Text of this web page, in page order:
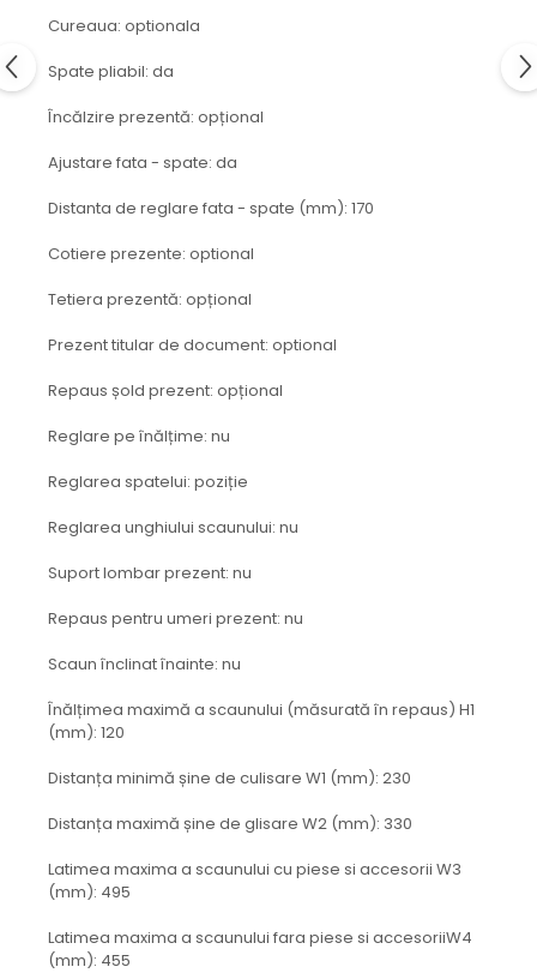
Electrice
Cilindri hidraulici si burdufe
protectie
Bolturi, role si bucsi
MAMMUT LIFT
Electrice
Hidraulice
burduf
Hidraulice
Electrice
Motoras electric si pompa
Cilindri si burdufuri protectie
Cureaua: optionala
Spate pliabil: da
Încălzire prezentă: opțional
Ajustare fata - spate: da
Distanta de reglare fata - spate (mm): 170
Cotiere prezente: optional
Tetiera prezentă: opțional
Prezent titular de document: optional
Repaus șold prezent: opțional
Reglare pe înălțime: nu
Reglarea spatelui: poziție
Reglarea unghiului scaunului: nu
Suport lombar prezent: nu
Repaus pentru umeri prezent: nu
Scaun înclinat înainte: nu
Înălțimea maximă a scaunului (măsurată în repaus) H1
(mm): 120
Distanța minimă șine de culisare W1 (mm): 230
Distanța maximă șine de glisare W2 (mm): 330
Latimea maxima a scaunului cu piese si accesorii W3
(mm): 495
Latimea maxima a scaunului fara piese si accesoriiW4
(mm): 455